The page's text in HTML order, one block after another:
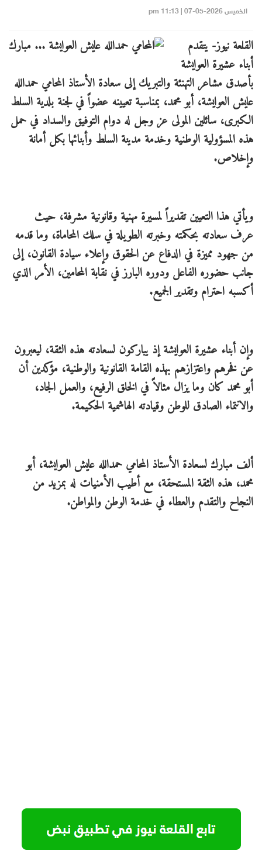
الخميس 2026-05-07 | 11:13 pm
القلعة نيوز- يتقدم
أبناء عشيرة العوايشة
بأصدق مشاعر التهنئة والتبريك إلى سعادة الأستاذ المحامي حمدالله
عايش العوايشة، أبو محمد، بمناسبة تعيينه عضواً في لجنة بلدية السلط
الكبرى، سائلين المولى عز وجل له دوام التوفيق والسداد في حمل
هذه المسؤولية الوطنية وخدمة مدينة السلط وأبنائها بكل أمانة
وإخلاص.
ويأتي هذا التعيين تقديراً لمسيرة مهنية وقانونية مشرفة، حيث
عرف سعادته بحكمته وخبرته الطويلة في سلك المحاماة، وما قدمه
من جهود مميزة في الدفاع عن الحقوق وإعلاء سيادة القانون، إلى
جانب حضوره الفاعل ودوره البارز في نقابة المحامين، الأمر الذي
أكسبه احترام وتقدير الجميع.
وإن أبناء عشيرة العوايشة إذ يباركون لسعادته هذه الثقة، ليعبرون
عن فخرهم واعتزازهم بهذه القامة القانونية والوطنية، مؤكدين أن
أبو محمد كان وما يزال مثالاً في الخلق الرفيع، والعمل الجاد،
والانتماء الصادق للوطن وقيادته الهاشمية الحكيمة.
ألف مبارك لسعادة الأستاذ المحامي حمدالله عايش العوايشة، أبو
محمد، هذه الثقة المستحقة، مع أطيب الأمنيات له بمزيد من
النجاح والتقدم والعطاء في خدمة الوطن والمواطن.